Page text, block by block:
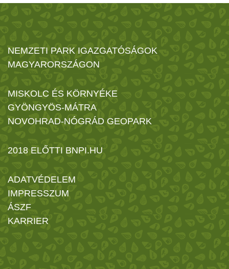
NEMZETI PARK IGAZGATÓSÁGOK
MAGYARORSZÁGON
MISKOLC ÉS KÖRNYÉKE
GYÖNGYÖS-MÁTRA
NOVOHRAD-NÓGRÁD GEOPARK
2018 ELŐTTI BNPI.HU
ADATVÉDELEM
IMPRESSZUM
ÁSZF
KARRIER